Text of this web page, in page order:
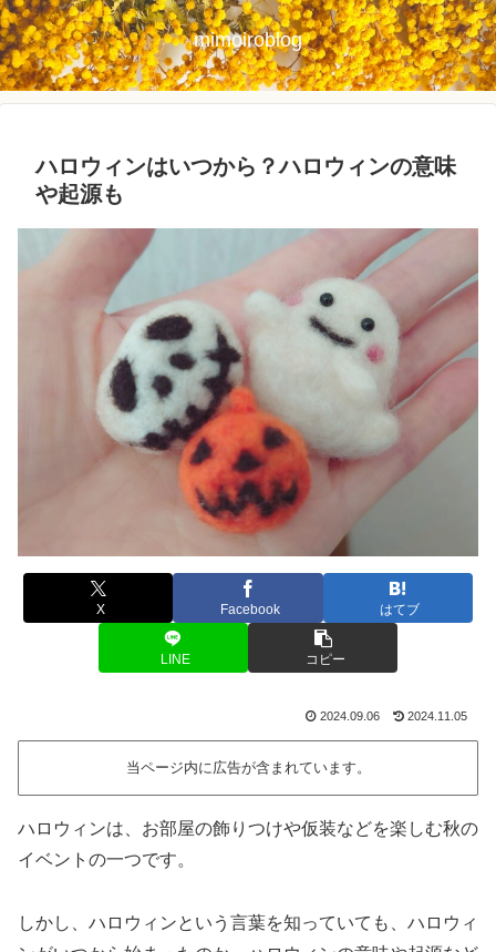
mimoiroblog
ハロウィンはいつから？ハロウィンの意味
や起源も
X Facebook はてブ
LINE コピー
2024.09.06 2024.11.05
当ページ内に広告が含まれています。
ハロウィンは、お部屋の飾りつけや仮装などを楽しむ秋の
イベントの一つです。
しかし、ハロウィンという言葉を知っていても、ハロウィ